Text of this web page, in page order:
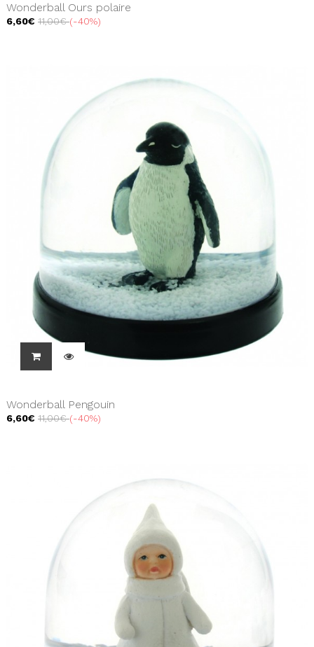
Wonderball Ours polaire
6,60€ 11,00€ -40%
Wonderball Pengouin
6,60€ 11,00€ -40%